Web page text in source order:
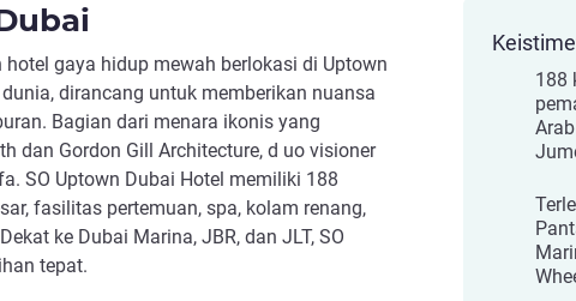
gaya hidup mewah berlokasi di Uptown
dirancang untuk memberikan nuansa
Bagian dari menara ikonis yang
dan Gordon Gill Architecture, d uo visioner
SO Uptown Dubai Hotel memiliki 188
fasilitas pertemuan, spa, kolam renang,
ke Dubai Marina, JBR, dan JLT, SO
tepat.
188